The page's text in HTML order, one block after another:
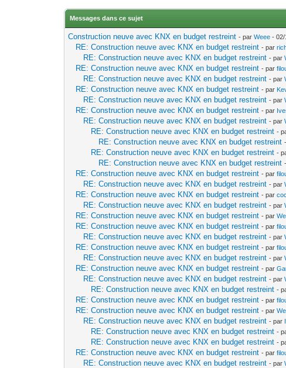
Messages dans ce sujet
Construction neuve avec KNX en budget restreint - parWeee - 02/
RE: Construction neuve avec KNX en budget restreint - par
RE: Construction neuve avec KNX en budget restreint - par
RE: Construction neuve avec KNX en budget restreint - par
RE: Construction neuve avec KNX en budget restreint - par
RE: Construction neuve avec KNX en budget restreint - par
RE: Construction neuve avec KNX en budget restreint - par
RE: Construction neuve avec KNX en budget restreint - par
RE: Construction neuve avec KNX en budget restreint - par
RE: Construction neuve avec KNX en budget restreint -
RE: Construction neuve avec KNX en budget restreint
RE: Construction neuve avec KNX en budget restreint -
RE: Construction neuve avec KNX en budget restreint
RE: Construction neuve avec KNX en budget restreint - par
RE: Construction neuve avec KNX en budget restreint - par
RE: Construction neuve avec KNX en budget restreint - par
RE: Construction neuve avec KNX en budget restreint - par
RE: Construction neuve avec KNX en budget restreint - par
RE: Construction neuve avec KNX en budget restreint - par
RE: Construction neuve avec KNX en budget restreint - par
RE: Construction neuve avec KNX en budget restreint - par
RE: Construction neuve avec KNX en budget restreint - par
RE: Construction neuve avec KNX en budget restreint - par
RE: Construction neuve avec KNX en budget restreint - par
RE: Construction neuve avec KNX en budget restreint -
RE: Construction neuve avec KNX en budget restreint - par
RE: Construction neuve avec KNX en budget restreint - par
RE: Construction neuve avec KNX en budget restreint - par
RE: Construction neuve avec KNX en budget restreint -
RE: Construction neuve avec KNX en budget restreint -
RE: Construction neuve avec KNX en budget restreint - par
RE: Construction neuve avec KNX en budget restreint - par